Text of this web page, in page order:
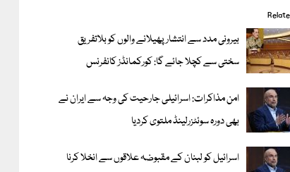
بیرونی مدد سے انتشار پھیلانے والوں کو بلاتفریق
سختی سے کچلا جائے گا: کورکمانڈز کانفرنس
امن مذاکرات: اسرائیلی جارحیت کی وجہ سے ایران نے
بھی دورہ سوئٹزرلینڈ ملتوی کردیا
اسرائیل کو لبنان کے مقبوضہ علاقوں سے انخلا کرنا